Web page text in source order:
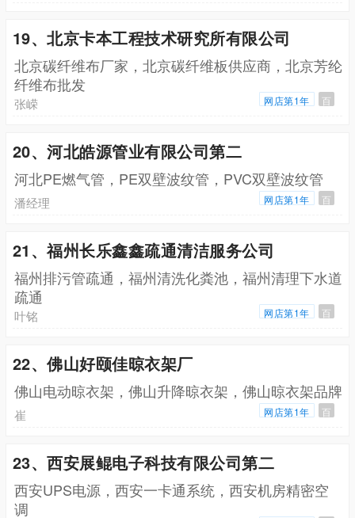
19、北京卡本工程技术研究所有限公司
北京碳纤维布厂家，北京碳纤维板供应商，北京芳纶
纤维布批发
张嵘 网店第1年 百
20、河北皓源管业有限公司第二
河北PE燃气管，PE双壁波纹管，PVC双壁波纹管
潘经理 网店第1年 百
21、福州长乐鑫鑫疏通清洁服务公司
福州排污管疏通，福州清洗化粪池，福州清理下水道
疏通
叶铭 网店第1年 百
22、佛山好颐佳晾衣架厂
佛山电动晾衣架，佛山升降晾衣架，佛山晾衣架品牌
崔 网店第1年 百
23、西安展鲲电子科技有限公司第二
西安UPS电源，西安一卡通系统，西安机房精密空
调